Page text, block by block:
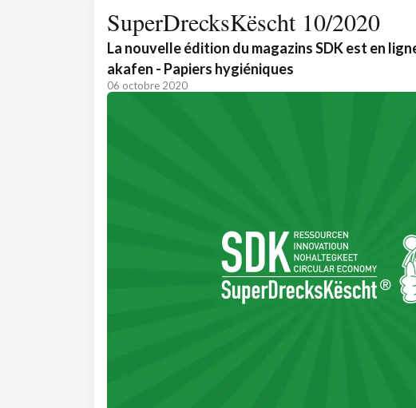
SuperDrecksKëscht 10/2020
La nouvelle édition du magazins SDK est en
akafen - Papiers hygiéniques
06 octobre 2020